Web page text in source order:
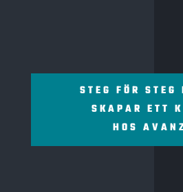
STEG FÖR STEG
SKAPAR ETT
HOS